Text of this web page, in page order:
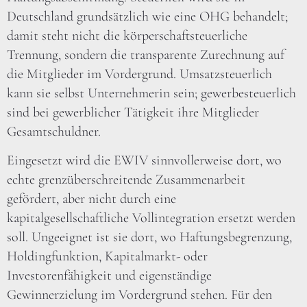
Deutschland grundsätzlich wie eine OHG behandelt;
damit steht nicht die körperschaftsteuerliche
Trennung, sondern die transparente Zurechnung auf
die Mitglieder im Vordergrund. Umsatzsteuerlich
kann sie selbst Unternehmerin sein; gewerbesteuerlich
sind bei gewerblicher Tätigkeit ihre Mitglieder
Gesamtschuldner.
Eingesetzt wird die EWIV sinnvollerweise dort, wo
echte grenzüberschreitende Zusammenarbeit
gefördert, aber nicht durch eine
kapitalgesellschaftliche Vollintegration ersetzt werden
soll. Ungeeignet ist sie dort, wo Haftungsbegrenzung,
Holdingfunktion, Kapitalmarkt- oder
Investorenfähigkeit und eigenständige
Gewinnerzielung im Vordergrund stehen. Für den